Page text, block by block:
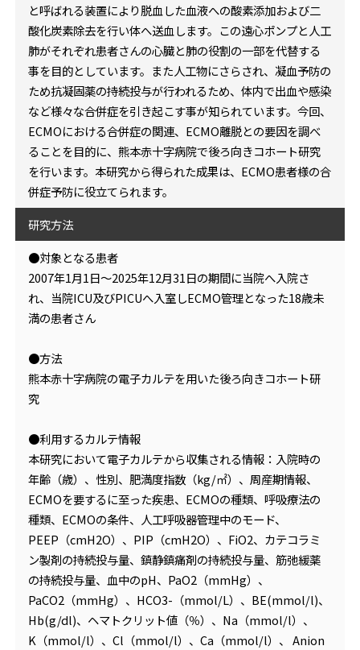
と呼ばれる装置により脱血した血液への酸素添加および二
酸化炭素除去を行い体へ送血します。この遠心ポンプと人工
肺がそれぞれ患者さんの心臓と肺の役割の一部を代替する
事を目的としています。また人工物にさらされ、凝血予防の
ため抗凝固薬の持続投与が行われるため、体内で出血や感染
など様々な合併症を引き起こす事が知られています。今回、
ECMOにおける合併症の関連、ECMO離脱との要因を調べ
ることを目的に、熊本赤十字病院で後ろ向きコホート研究
を行います。本研究から得られた成果は、ECMO患者様の合
併症予防に役立てられます。
研究方法
●対象となる患者
2007年1月1日～2025年12月31日の期間に当院へ入院さ
れ、当院ICU及びPICUへ入室しECMO管理となった18歳未
満の患者さん
●方法
熊本赤十字病院の電子カルテを用いた後ろ向きコホート研
究
●利用するカルテ情報
本研究において電子カルテから収集される情報：入院時の
年齢（歳）、性別、肥満度指数（kg/㎡）、周産期情報、
ECMOを要するに至った疾患、ECMOの種類、呼吸療法の
種類、ECMOの条件、人工呼吸器管理中のモード、
PEEP（cmH2O）、PIP（cmH2O）、FiO2、カテコラミ
ン製剤の持続投与量、鎮静鎮痛剤の持続投与量、筋弛緩薬
の持続投与量、血中のpH、PaO2（mmHg）、
PaCO2（mmHg）、HCO3-（mmol/L）、BE(mmol/l)、
Hb(g/dl)、ヘマトクリット値（％）、Na（mmol/l）、
K（mmol/l）、Cl（mmol/l）、Ca（mmol/l）、 Anion